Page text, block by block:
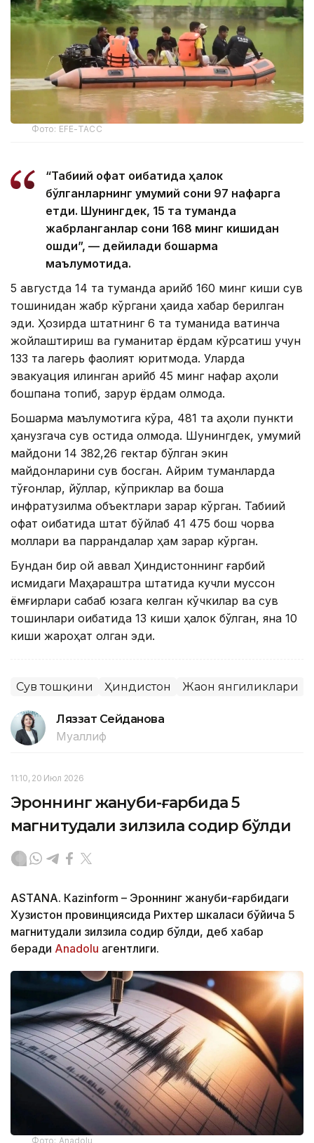
Фото: EFE-ТАСС
“Табиий офат оқибатида ҳалок
бўлганларнинг умумий сони 97 нафарга
етди. Шунингдек, 15 та туманда
жабрланганлар сони 168 минг кишидан
ошди”, — дейилади бошқарма
маълумотида.
5 августда 14 та туманда қарийб 160 минг киши сув
тошқинидан жабр кўргани ҳақида хабар берилган
эди. Ҳозирда штатнинг 6 та туманида вақтинча
жойлаштириш ва гуманитар ёрдам кўрсатиш учун
133 та лагерь фаолият юритмоқда. Уларда
эвакуация қилинган қарийб 45 минг нафар аҳоли
бошпана топиб, зарур ёрдам олмоқда.
Бошқарма маълумотига кўра, 481 та аҳоли пункти
ҳанузгача сув остида қолмоқда. Шунингдек, умумий
майдони 14 382,26 гектар бўлган экин
майдонларини сув босган. Айрим туманларда
тўғонлар, йўллар, кўприклар ва бошқа
инфратузилма объектлари зарар кўрган. Табиий
офат оқибатида штат бўйлаб 41 475 бош чорва
моллари ва паррандалар ҳам зарар кўрган.
Бундан бир ой аввал Ҳиндистоннинг ғарбий
қисмидаги Маҳараштра штатида кучли муссон
ёмғирлари сабаб юзага келган кўчкилар ва сув
тошқинлари оқибатида 13 киши ҳалок бўлган, яна 10
киши жароҳат олган эди.
Сув тошқини Ҳиндистон Жаҳон янгиликлари
Ляззат Сейданова
Муаллиф
11:10, 20 Июл 2026
Эроннинг жануби-ғарбида 5
магнитудали зилзила содир бўлди
ASTANА. Кazinform – Эроннинг жануби-ғарбидаги
Хузистон провинциясида Рихтер шкаласи бўйича 5
магнитудали зилзила содир бўлди, деб хабар
беради Аnadolu агентлиги.
Фото: Аnadolu